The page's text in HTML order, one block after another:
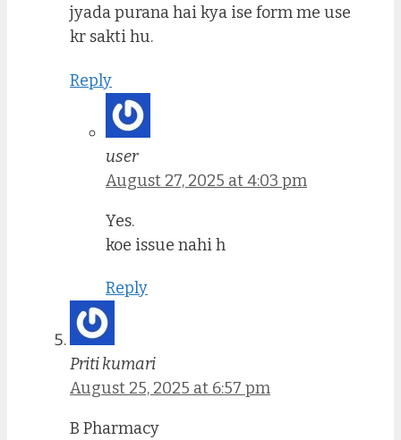
jyada purana hai kya ise form me use
kr sakti hu.
Reply
user
August 27, 2025 at 4:03 pm
Yes.
koe issue nahi h
Reply
Priti kumari
August 25, 2025 at 6:57 pm
B Pharmacy